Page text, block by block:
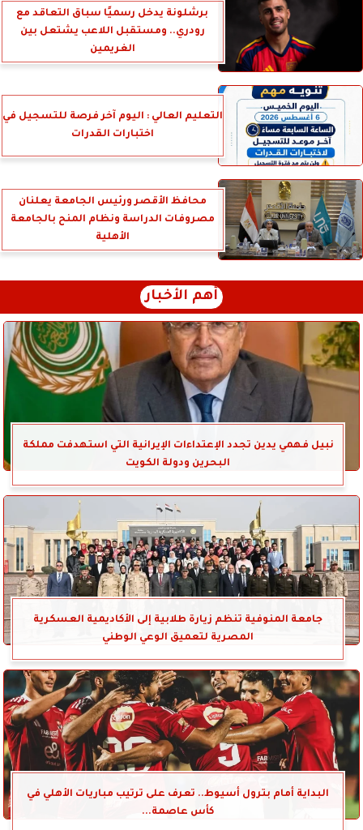
برشلونة يدخل رسميًا سباق التعاقد مع
رودري.. ومستقبل اللاعب يشتعل بين
الغريمين
التعليم العالي : اليوم آخر فرصة للتسجيل في
اختبارات القدرات
محافظ الأقصر ورئيس الجامعة يعلنان
مصروفات الدراسة ونظام المنح بالجامعة
الأهلية
أهم الأخبار
نبيل فهمي يدين تجدد الإعتداءات الإيرانية التي استهدفت مملكة
البحرين ودولة الكويت
جامعة المنوفية تنظم زيارة طلابية إلى الأكاديمية العسكرية
المصرية لتعميق الوعي الوطني
البداية أمام بترول أسيوط.. تعرف على ترتيب مباريات الأهلي في
كأس عاصمة...